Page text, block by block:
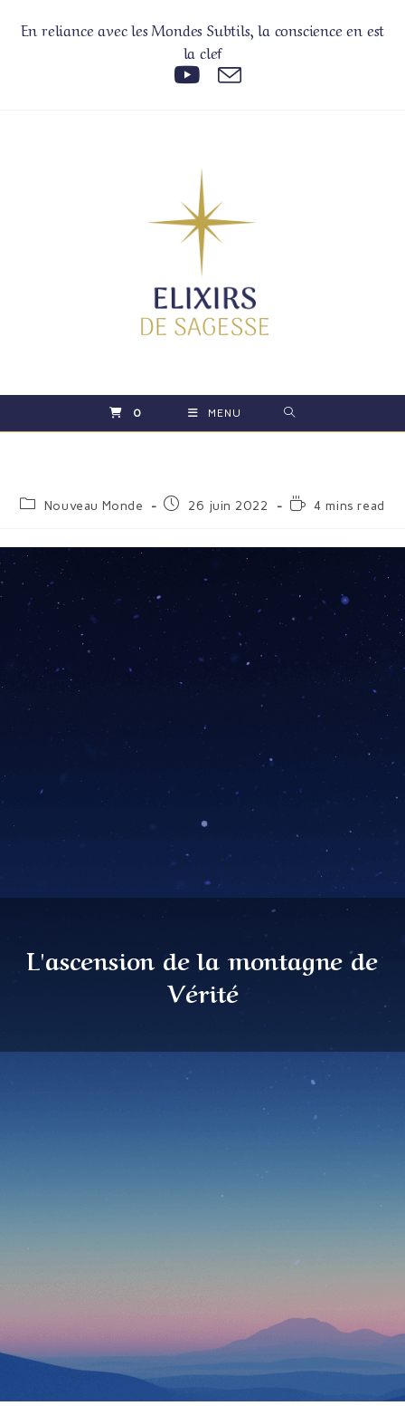
En reliance avec les Mondes Subtils, la conscience en est
la clef
0 MENU
Nouveau Monde 26 juin 2022 4 mins read
L'ascension de la montagne de
Vérité